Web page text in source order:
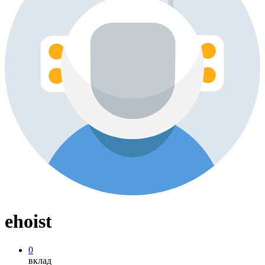
ehoist
0
вклад